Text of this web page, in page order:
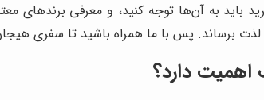
به آن‌ها توجه کنید، و معرفی برندهای معتبر
برساند. پس با ما همراه باشید تا سفری
اهمیت دارد؟